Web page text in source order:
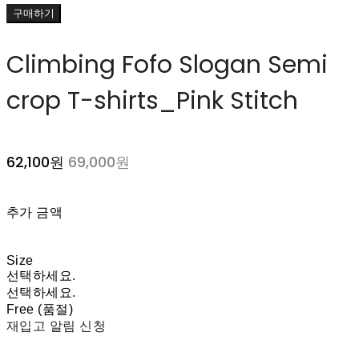
구매하기
Climbing Fofo Slogan Semi
crop T-shirts_Pink Stitch
62,100원 69,000원
추가 금액
Size
선택하세요.
선택하세요.
Free (품절)
재입고 알림 신청